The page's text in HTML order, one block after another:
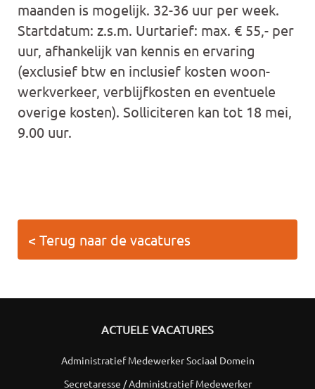
maanden is mogelijk. 32-36 uur per week.
Startdatum: z.s.m. Uurtarief: max. € 55,- per
uur, afhankelijk van kennis en ervaring
(exclusief btw en inclusief kosten woon-
werkverkeer, verblijfkosten en eventuele
overige kosten). Solliciteren kan tot 18 mei,
9.00 uur.
< Terug naar de vacatures
ACTUELE VACATURES
Administratief Medewerker Sociaal Domein
Secretaresse / Administratief Medewerker